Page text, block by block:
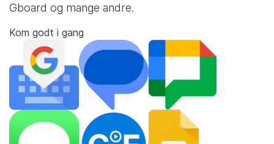
Gboard og mange andre.
Kom godt i gang